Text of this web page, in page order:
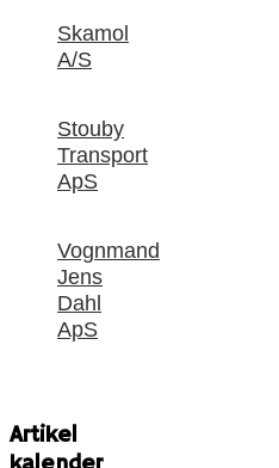
Skamol
A/S
Stouby
Transport
ApS
Vognmand
Jens
Dahl
ApS
Artikel